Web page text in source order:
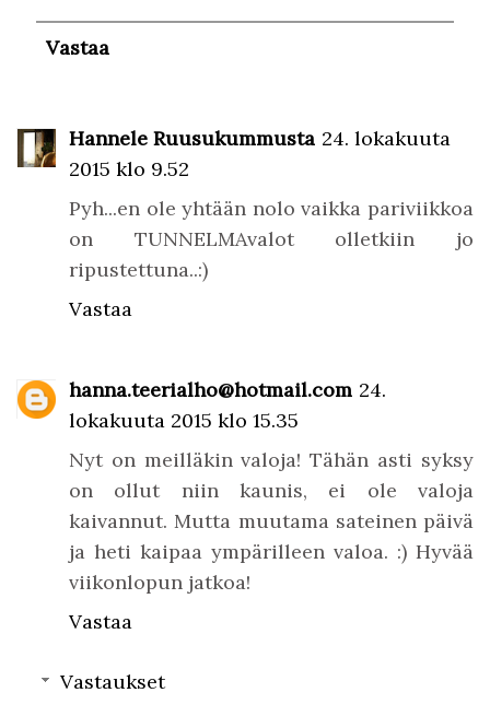
Vastaa
Hannele Ruusukummusta 24. lokakuuta
2015 klo 9.52
Pyh...en ole yhtään nolo vaikka pariviikkoa
on TUNNELMAvalot olletkiin jo
ripustettuna..:)
Vastaa
hanna.teerialho@hotmail.com 24.
lokakuuta 2015 klo 15.35
Nyt on meilläkin valoja! Tähän asti syksy
on ollut niin kaunis, ei ole valoja
kaivannut. Mutta muutama sateinen päivä
ja heti kaipaa ympärilleen valoa. :) Hyvää
viikonlopun jatkoa!
Vastaa
Vastaukset